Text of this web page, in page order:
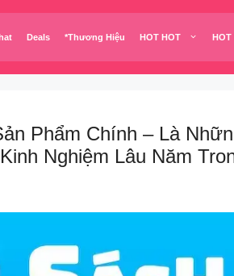
Deals *Thương Hiệu HOT HOT HOT
Phẩm Chính – Là
Nghiệm Lâu Năm